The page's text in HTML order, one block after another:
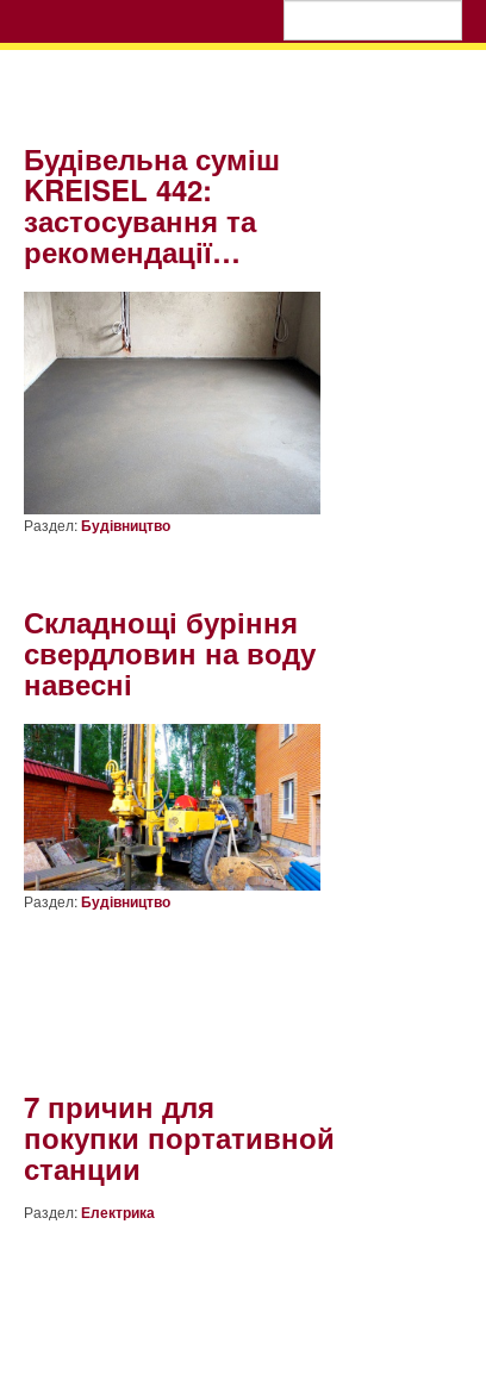
Будівельна суміш
KREISEL 442:
застосування та
рекомендації…
Раздел:Будівництво
Складнощі буріння
свердловин на воду
навесні
Раздел:Будівництво
7 причин для
покупки портативной
станции
Раздел:Електрика